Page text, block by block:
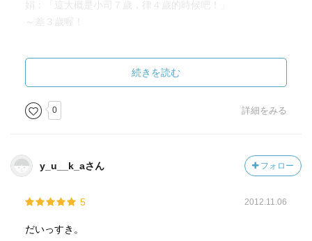
娟：「這大概是小司７歲，律４歲的時候吧！」
～差３歲喔！
．。★★★★★★★★★★★★★★★★★★★★
附錄說到此作誕生的原由～十分有趣ＸＤ
而且今市子說～「第１次將連載集結為單行本，真是開心極
了！」
（ネムキ 1995~）
続きを読む
0 詳細をみる
y_u__k_aさん フォロー
5 2012.11.06
だいっすき。